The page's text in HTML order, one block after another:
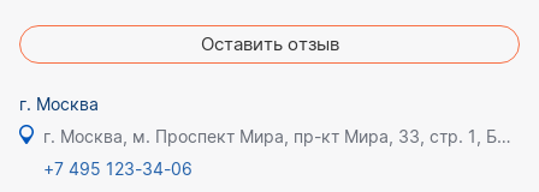
Оставить отзыв
г. Москва
г. Москва, м. Проспект Мира, пр-кт Мира, 33, стр. 1, БЦ Олимпик плаза
+7 495 123-34-06